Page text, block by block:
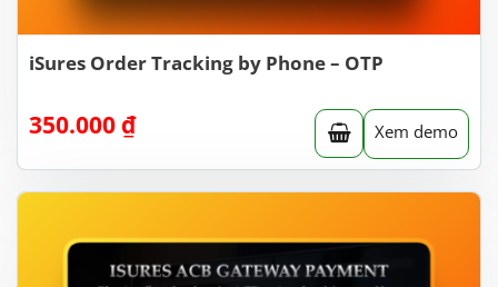
iSures Order Tracking by Phone – OTP
350.000 ₫ Xem demo